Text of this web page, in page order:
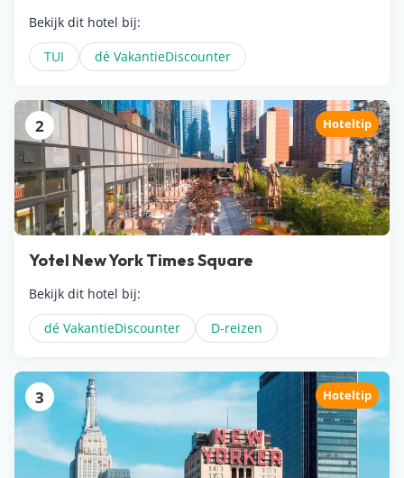
Bekijk dit hotel bij:
TUI
dé VakantieDiscounter
2 Hoteltip
Yotel New York Times Square
Bekijk dit hotel bij:
dé VakantieDiscounter
D-reizen
3 Hoteltip